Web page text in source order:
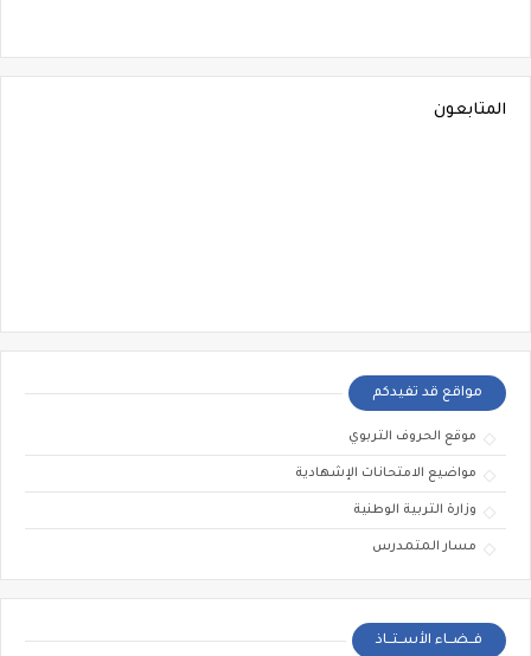
المتابعون
مواقع قد تفيدكم
موقع الحروف التربوي
مواضيع الامتحانات الإشهادية
وزارة التربية الوطنية
مسار المتمدرس
فــضــاء الأســتــاذ